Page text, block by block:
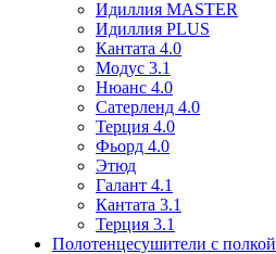
Идиллия MASTER
Идиллия PLUS
Кантата 4.0
Модус 3.1
Нюанс 4.0
Сатерленд 4.0
Терция 4.0
Фьорд 4.0
Этюд
Галант 4.1
Кантата 3.1
Терция 3.1
Полотенцесушители с полкой